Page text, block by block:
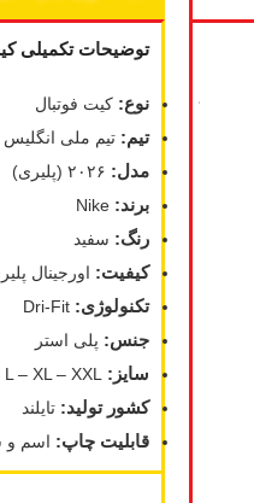
از طریق
محصول
توقف
فروش شد
زمانیکه
محصول
توضیحات تکمیلی کیت
نوع: کیت فوتبال
تیم: تیم ملی انگلیس
مدل:
برند:
رنگ: سفید
کیفیت: اورجینال
تکنولوژی:
جنس: پلی استر
سایز:
کشور تولید: تایلند
قابلیت چاپ: اسم و